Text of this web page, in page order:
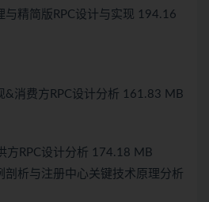
与精简版RPC设计与实现 194.16
&消费方RPC设计分析 161.83 MB
方RPC设计分析 174.18 MB
剖析与注册中心关键技术原理分析